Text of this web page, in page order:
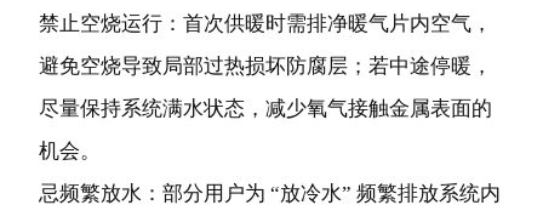
禁止空烧运行：首次供暖时需排净暖气片内空气，
避免空烧导致局部过热损坏防腐层；若中途停暖，
尽量保持系统满水状态，减少氧气接触金属表面的
机会。
忌频繁放水：部分用户为 “放冷水” 频繁排放系统内